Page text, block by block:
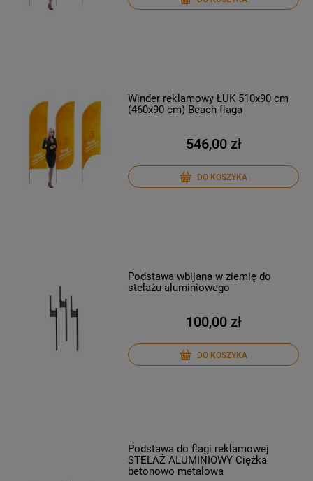
Winder reklamowy ŁUK 510x90 cm
(460x90 cm) Beach flaga
546,00 zł
DO KOSZYKA
Podstawa wbijana w ziemię do
stelażu aluminiowego
100,00 zł
DO KOSZYKA
Podstawa do flagi reklamowej
STELAŻ ALUMINIOWY Ciężka
betonowo metalowa